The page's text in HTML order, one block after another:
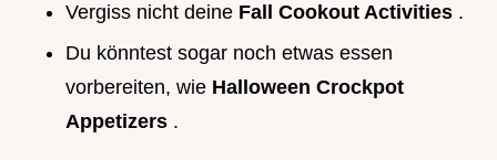
Vergiss nicht deine Fall Cookout Activities .
Du könntest sogar noch etwas essen
vorbereiten, wie Halloween Crockpot
Appetizers .